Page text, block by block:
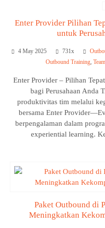
Enter Provider Pilihan
untuk
4 May 2025 731x
Outbound Training,
Enter Provider – Pilihan
bagi Perusahaan Anda
produktivitas tim melalui
bersama Enter
berpengalaman dalam
experiential learning.
Paket Outbound di
Meningkatkan